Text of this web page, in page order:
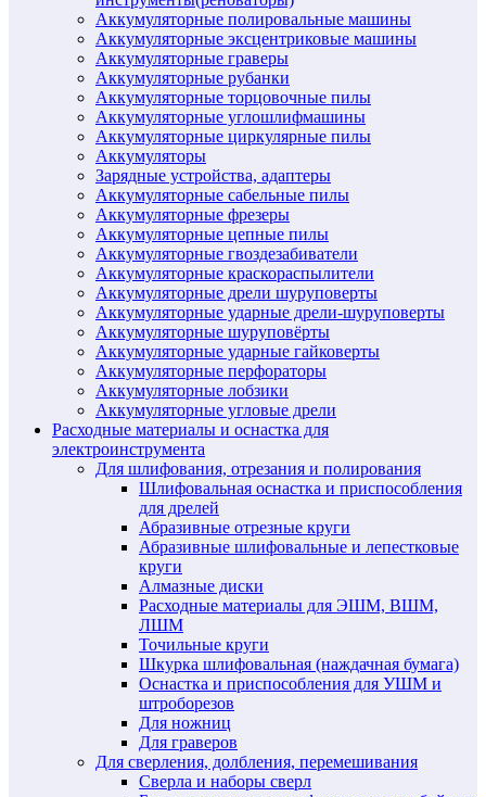
Аккумуляторные полировальные машины
Аккумуляторные эксцентриковые машины
Аккумуляторные граверы
Аккумуляторные рубанки
Аккумуляторные торцовочные пилы
Аккумуляторные углошлифмашины
Аккумуляторные циркулярные пилы
Аккумуляторы
Зарядные устройства, адаптеры
Аккумуляторные сабельные пилы
Аккумуляторные фрезеры
Аккумуляторные цепные пилы
Аккумуляторные гвоздезабиватели
Аккумуляторные краскораспылители
Аккумуляторные дрели шуруповерты
Аккумуляторные ударные дрели-шуруповерты
Аккумуляторные шуруповёрты
Аккумуляторные ударные гайковерты
Аккумуляторные перфораторы
Аккумуляторные лобзики
Аккумуляторные угловые дрели
Расходные материалы и оснастка для
электроинструмента
Для шлифования, отрезания и полирования
Шлифовальная оснастка и приспособления
для дрелей
Абразивные отрезные круги
Абразивные шлифовальные и лепестковые
круги
Алмазные диски
Расходные материалы для ЭШМ, ВШМ,
ЛШМ
Точильные круги
Шкурка шлифовальная (наждачная бумага)
Оснастка и приспособления для УШМ и
штроборезов
Для ножниц
Для граверов
Для сверления, долбления, перемешивания
Сверла и наборы сверл